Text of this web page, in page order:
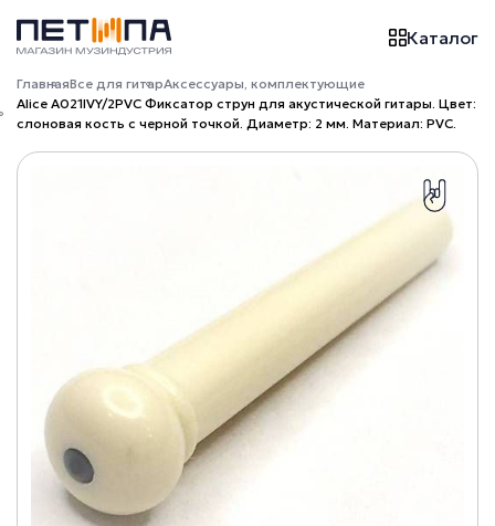
Каталог
ГлавнаяВсе для гитарАксессуары, комплектующие
Alice A021IVY/2PVC Фиксатор струн для акустической гитары. Цвет:
слоновая кость с черной точкой. Диаметр: 2 мм. Материал: PVC.